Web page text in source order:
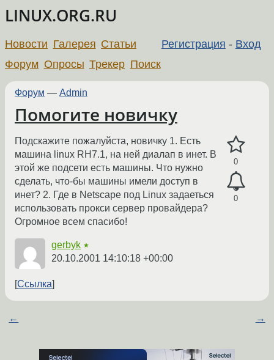
LINUX.ORG.RU
Регистрация - Вход
Новости Галерея Статьи
Форум Опросы Трекер Поиск
Форум — Admin
Помогите новичку
0
0
Подскажите пожалуйста, новичку 1. Есть
машина linux RH7.1, на ней диалап в инет. В
этой же подсети есть машины. Что нужно
сделать, что-бы машины имели доступ в
инет? 2. Где в Netscape под Linux задаеться
использовать прокси сервер провайдера?
Огромное всем спасибо!
gerbyk ★
20.10.2001 14:10:18 +00:00
Ссылка
← →